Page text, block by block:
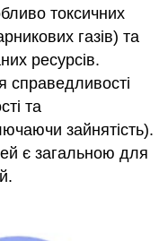
токсичних
газів) та
ресурсів.
справедливості
та
зайнятість).
є загальною для